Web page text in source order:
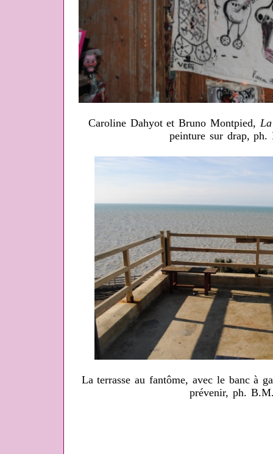
Caroline Dahyot et Bruno Montpied,
peinture sur drap,
La terrasse au fantôme, avec le banc à
prévenir, ph.